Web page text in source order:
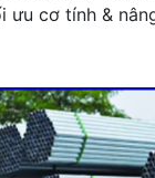
ưu cơ tính &